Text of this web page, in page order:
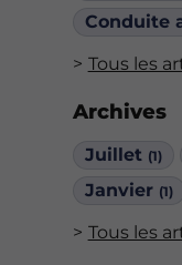
Conduite
Tous les
Archives
Juillet (1)
Janvier (1)
Tous les